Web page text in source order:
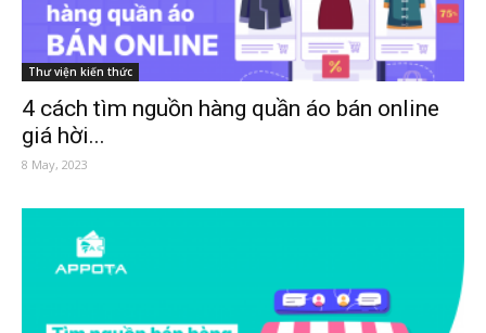
Thư viện kiến thức
4 cách tìm nguồn hàng quần áo bán online
giá hời...
8 May, 2023